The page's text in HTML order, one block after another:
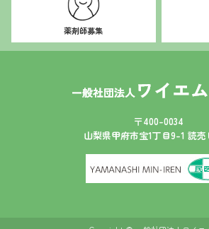
薬剤師募集
〒400-0034
山梨県甲府市宝1丁目9-1 読売